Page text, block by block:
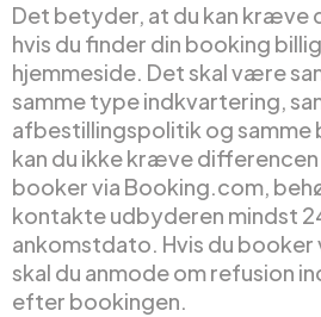
Det betyder, at du kan kræve
hvis du finder din booking
hjemmeside. Det skal være
samme type indkvartering,
afbestillingspolitik og samme
kan du ikke kræve differencen
booker via Booking.com,
kontakte udbyderen mindst
ankomstdato. Hvis du booker
skal du anmode om refusion
efter bookingen.